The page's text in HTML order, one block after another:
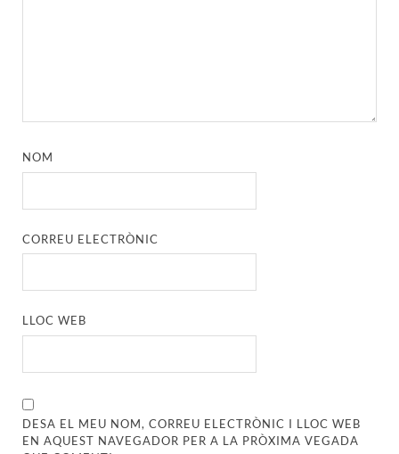
NOM
CORREU ELECTRÒNIC
LLOC WEB
DESA EL MEU NOM, CORREU ELECTRÒNIC I LLOC WEB
EN AQUEST NAVEGADOR PER A LA PRÒXIMA VEGADA